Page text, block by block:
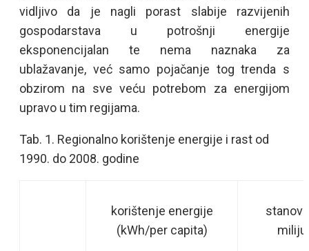
vidljivo da je nagli porast slabije razvijenih
gospodarstava u potrošnji energije
eksponencijalan te nema naznaka za
ublažavanje, već samo pojačanje tog trenda s
obzirom na sve veću potrebom za energijom
upravo u tim regijama.
Tab. 1. Regionalno korištenje energije i rast od
1990. do 2008. godine
korištenje energije
(kWh/per capita)